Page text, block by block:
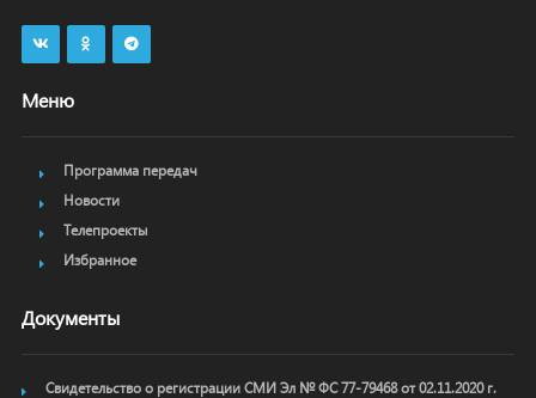
Меню
Программа передач
Новости
Телепроекты
Избранное
Документы
Свидетельство о регистрации СМИ Эл № ФС 77-79468 от 02.11.2020 г.